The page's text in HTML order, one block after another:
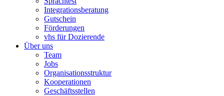
Integrationsberatung
Gutschein
Förderungen
vhs für Dozierende
Über uns
Team
Jobs
Organisationsstruktur
Kooperationen
Geschäftsstellen